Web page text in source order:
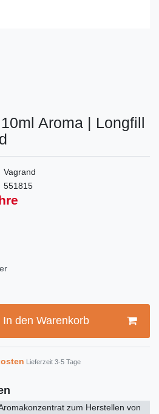
Aroma | Longfill
Vagrand
551815
In den Warenkorb
Lieferzeit 3-5 Tage
zum Herstellen von